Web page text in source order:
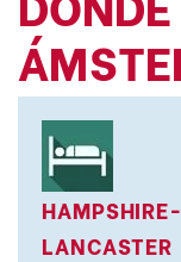
HAMPSHIRE-
LANCASTER